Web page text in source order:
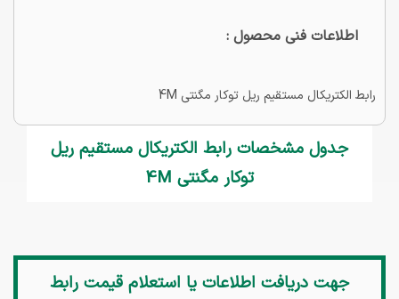
اطلاعات فنی محصول :
رابط الکتریکال مستقیم ریل توکار مگنتی 4M
جدول مشخصات رابط الکتریکال مستقیم ریل
توکار مگنتی 4M
جهت دریافت اطلاعات یا استعلام قیمت رابط